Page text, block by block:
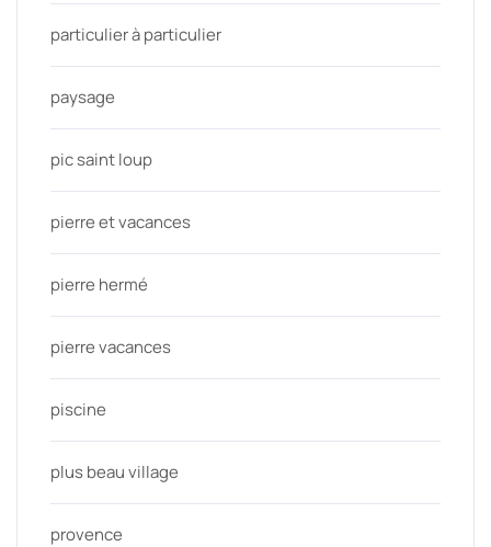
particulier à particulier
paysage
pic saint loup
pierre et vacances
pierre hermé
pierre vacances
piscine
plus beau village
provence